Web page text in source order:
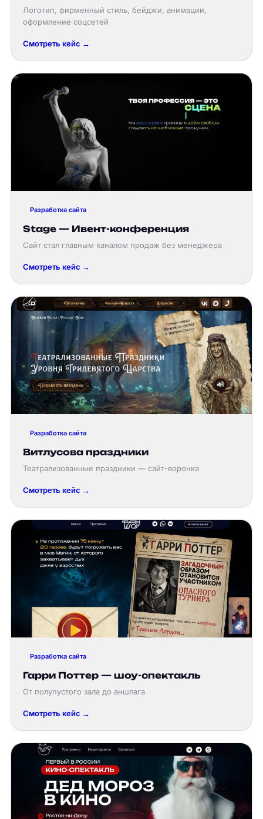
Логотип, фирменный стиль, бейджи, анимации,
оформление соцсетей
Смотреть кейс →
Разработка сайта
Stage — Ивент-конференция
Сайт стал главным каналом продаж без менеджера
Смотреть кейс →
Разработка сайта
Витлусова праздники
Театрализованные праздники — сайт-воронка
Смотреть кейс →
Разработка сайта
Гарри Поттер — шоу-спектакль
От полупустого зала до аншлага
Смотреть кейс →